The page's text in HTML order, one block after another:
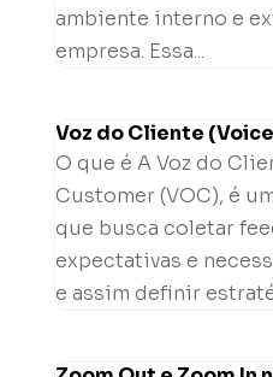
ambiente interno e
empresa. Essa...
Voz do Cliente
O que é A Voz do
Customer (VOC), é
que busca coletar
expectativas e
e assim definir